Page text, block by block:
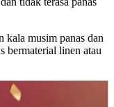
kala musim panas dan
bermaterial linen atau